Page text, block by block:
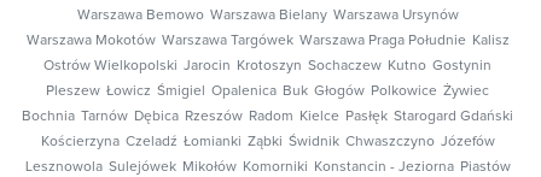
Warszawa Bemowo Warszawa Bielany Warszawa Ursynów
Warszawa Mokotów Warszawa Targówek Warszawa Praga Południe
Kalisz
Ostrów Wielkopolski Jarocin Krotoszyn Sochaczew Kutno Gostynin
Pleszew Łowicz Śmigiel Opalenica Buk Głogów Polkowice Żywiec
Bochnia
Tarnów Dębica Rzeszów Radom Kielce Pasłęk Starogard Gdański
Kościerzyna Czeladź Łomianki Ząbki Świdnik Chwaszczyno Józefów
Lesznowola Sulejówek Mikołów Komorniki Konstancin - Jeziorna
Piastów